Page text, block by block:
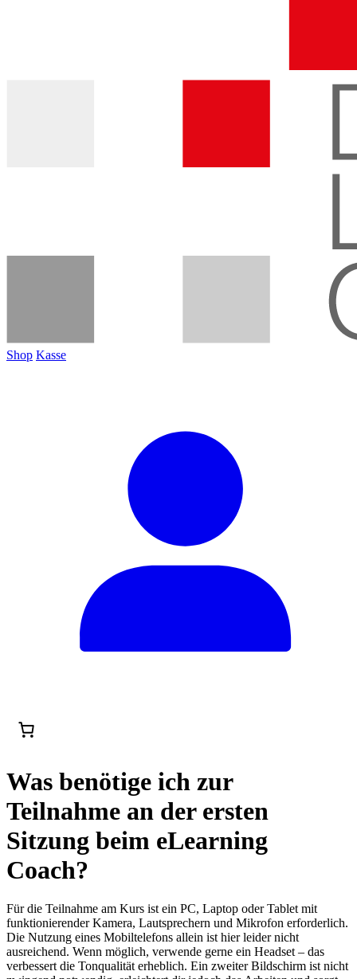
Shop Kasse
Was benötige ich zur
Teilnahme an der ersten
Sitzung beim eLearning
Coach?
Für die Teilnahme am Kurs ist ein PC, Laptop oder Tablet mit
funktionierender Kamera, Lautsprechern und Mikrofon erforderlich.
Die Nutzung eines Mobiltelefons allein ist hier leider nicht
ausreichend. Wenn möglich, verwende gerne ein Headset – das
verbessert die Tonqualität erheblich. Ein zweiter Bildschirm ist nicht